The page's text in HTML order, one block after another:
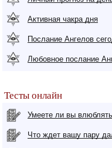
Активная чакра дня
Послание Ангелов
Любовное послание
Тесты онлайн
Умеете ли вы
Что ждет вашу пару